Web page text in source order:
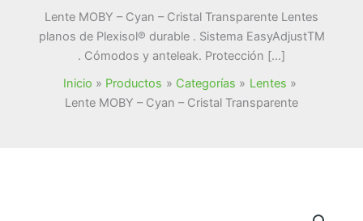
Lente MOBY – Cyan – Cristal Transparente Lentes
planos de Plexisol℗ durable ­. Sistema Easy­AdjustTM
. Cómodos y ante­leak­. Protección […]
Inicio
Productos Categorías
Lentes
Lente MOBY – Cyan – Cristal Transparente